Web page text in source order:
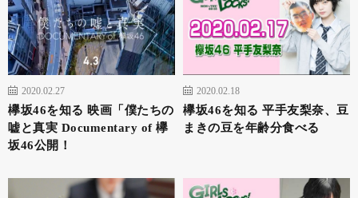
2020.02.27
欅坂46を知る 映画「僕たちの
嘘と真実 Documentary of 欅
坂46公開！
2020.02.18
欅坂46を知る 平手友梨奈、豆
まきの豆を年齢分食べる